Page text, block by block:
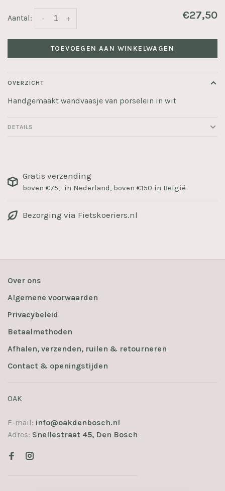
Aantal: +
- €27,50
TOEVOEGEN AAN WINKELWAGEN
OVERZICHT
Handgemaakt wandvaasje van porselein in wit
DETAILS
Gratis verzending
boven €75,- in Nederland, boven €150 in België
Bezorging via Fietskoeriers.nl
Over ons
Algemene voorwaarden
Privacybeleid
Betaalmethoden
Afhalen, verzenden, ruilen & retourneren
Contact & openingstijden
OAK
E-mail: info@oakdenbosch.nl
Adres: Snellestraat 45, Den Bosch